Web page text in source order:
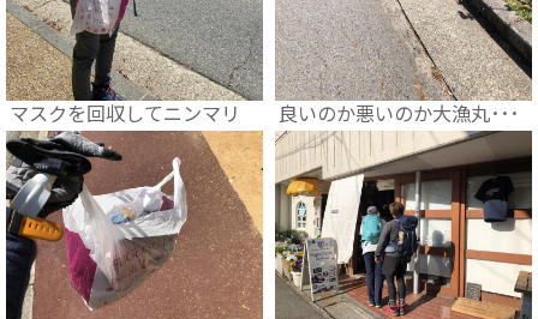
マスクを回収してニンマリ 良いのか悪いのか大漁丸･･･